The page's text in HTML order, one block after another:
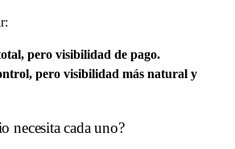
pero visibilidad de pago.
pero visibilidad más natural y
necesita cada uno?